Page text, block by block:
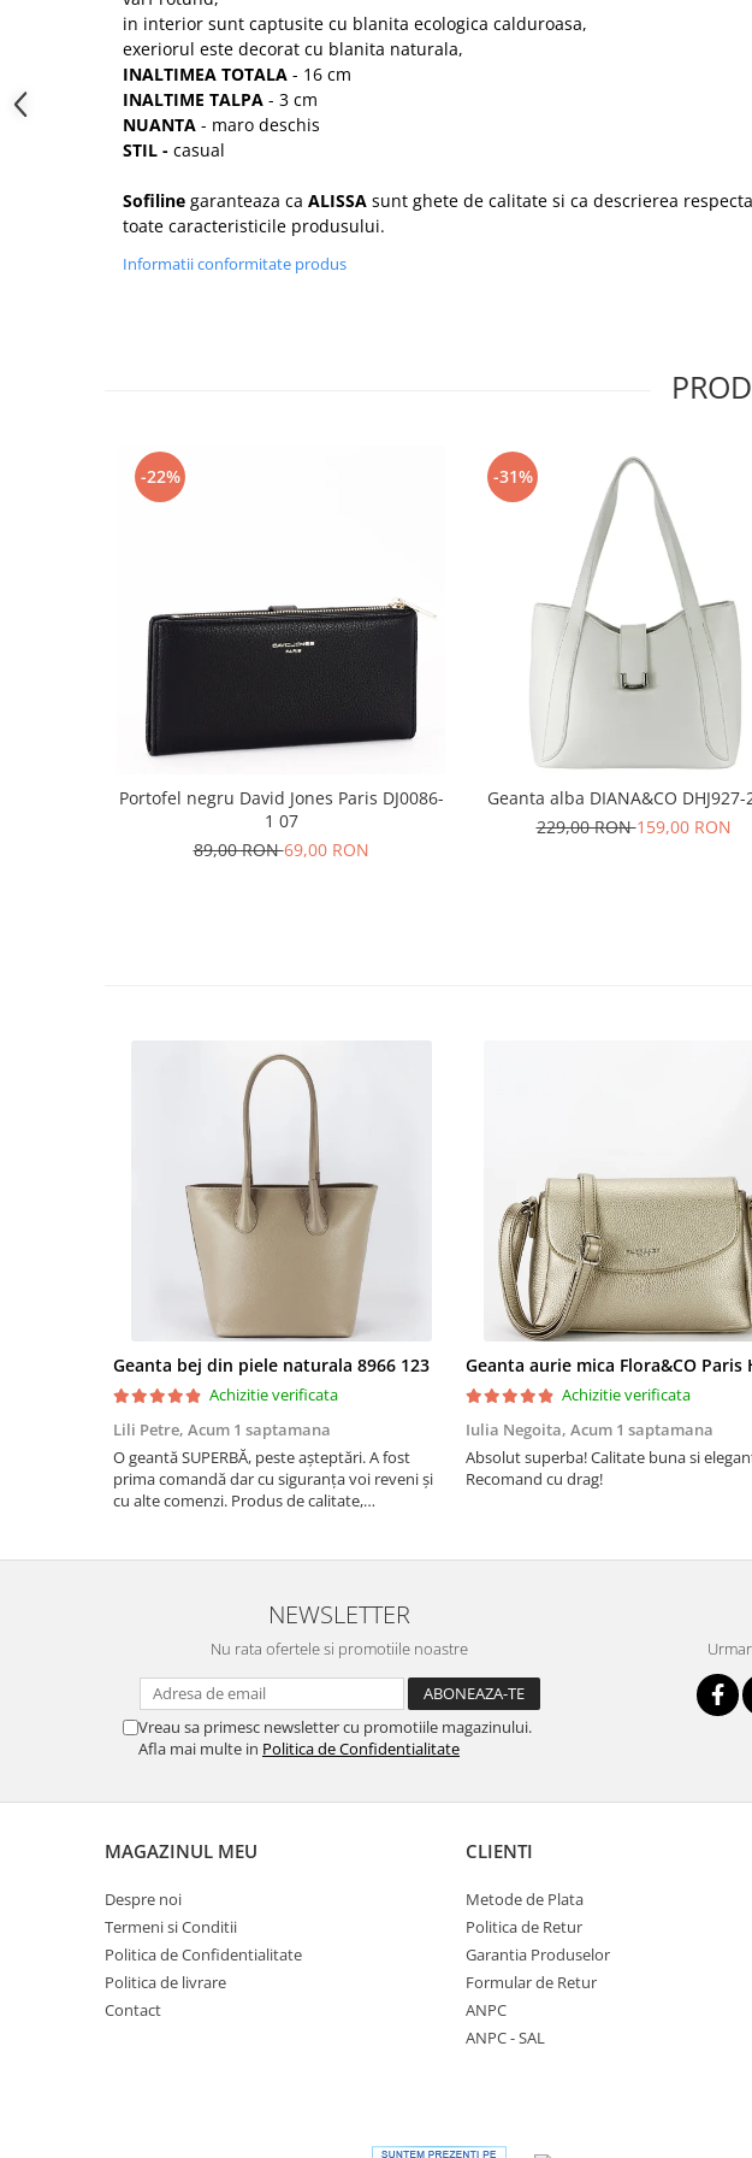
in interior sunt captusite cu blanita ecologica calduroasa,
exeriorul este decorat cu blanita naturala,
INALTIMEA TOTALA - 16 cm
INALTIME TALPA - 3 cm
NUANTA - maro deschis
STIL - casual
Sofiline garanteaza ca ALISSA sunt ghete de calitate si ca descrierea respecta
toate caracteristicile produsului.
Informatii conformitate produs
-22%
Portofel negru David Jones Paris DJ0086-
1 07
89,00 RON69,00 RON
-31%
Geanta alba DIANA&CO DHJ927-
229,00 RON159,00 RON
Geanta bej din piele naturala 8966 123
Achizitie verificata
Lili Petre, Acum 1 saptamana
O geantă SUPERBĂ, peste așteptări. A fost
prima comandă dar cu siguranța voi reveni și
cu alte comenzi. Produs de calitate,
SOFILINE!!!
Achizitie verificata
Iulia Negoita, Acum 1 saptamana
Absolut superba! Calitate buna si
Recomand cu drag!
NEWSLETTER
Nu rata ofertele si promotiile noastre
Vreau sa primesc newsletter cu promotiile magazinului.
Afla mai multe in Politica de Confidentialitate
MAGAZINUL MEU
Despre noi
Termeni si Conditii
Politica de Confidentialitate
Politica de livrare
Contact
CLIENTI
Metode de Plata
Politica de Retur
Garantia Produselor
Formular de Retur
ANPC
ANPC - SAL